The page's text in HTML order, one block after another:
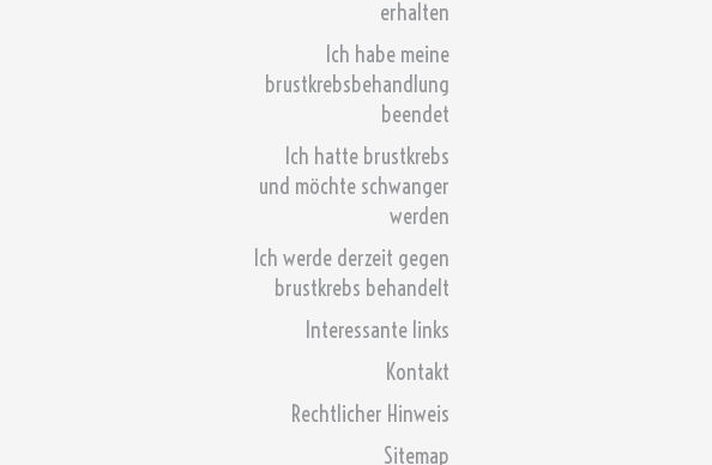
erhalten
Ich habe meine
brustkrebsbehandlung
beendet
Ich hatte brustkrebs
und möchte schwanger
werden
Ich werde derzeit gegen
brustkrebs behandelt
Interessante links
Kontakt
Rechtlicher Hinweis
Sitemap